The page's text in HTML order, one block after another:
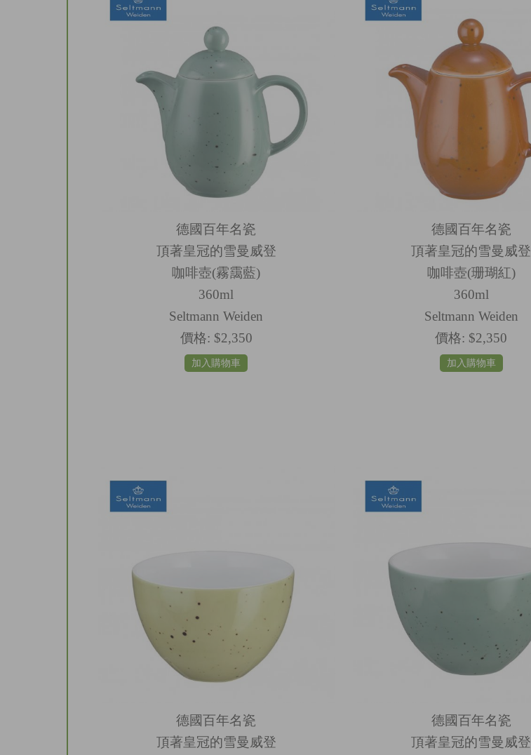
德國百年名瓷
頂著皇冠的雪曼威登
咖啡壺(霧靄藍)
360ml
Seltmann Weiden
價格: $2,350
加入購物車
德國百年名瓷
頂著皇冠的雪曼威登
咖啡壺(珊瑚紅)
360ml
Seltmann Weiden
價格: $2,350
加入購物車
德國百年名瓷
頂著皇冠的雪曼威登
德國百年名瓷
頂著皇冠的雪曼威登